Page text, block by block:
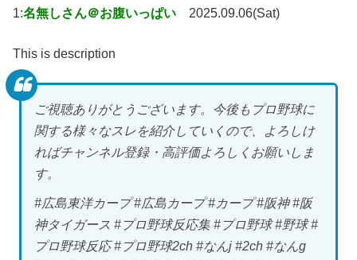
1:名無しさん＠お腹いっぱい 2025.09.06(Sat)
This is description
ご視聴ありがとうございます。今後もプロ野球に
関する様々なスレを紹介していくので、よろしけ
ればチャンネル登録・高評価よろしくお願いしま
す。
#広島東洋カープ #広島カープ #カープ #阪神 #阪
神タイガース #プロ野球反応集 #プロ野球 #野球 #
プロ野球反応 #プロ野球2ch #なんj #2ch #なんg